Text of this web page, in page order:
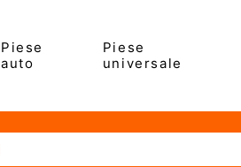
Piese
auto
Piese
universale